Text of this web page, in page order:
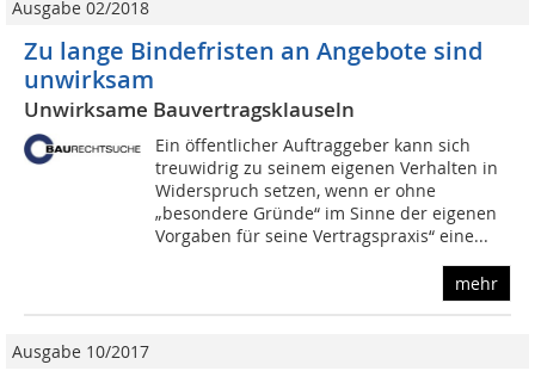
Ausgabe 02/2018
Zu lange Bindefristen an Angebote sind
unwirksam
Unwirksame Bauvertragsklauseln
Ein öffentlicher Auftraggeber kann sich
treuwidrig zu seinem eigenen Verhalten in
Widerspruch setzen, wenn er ohne
„besondere Gründe“ im Sinne der eigenen
Vorgaben für seine Vertragspraxis“ eine...
mehr
Ausgabe 10/2017